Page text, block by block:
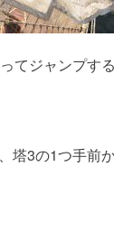
てジャンプす
塔3の1つ手前